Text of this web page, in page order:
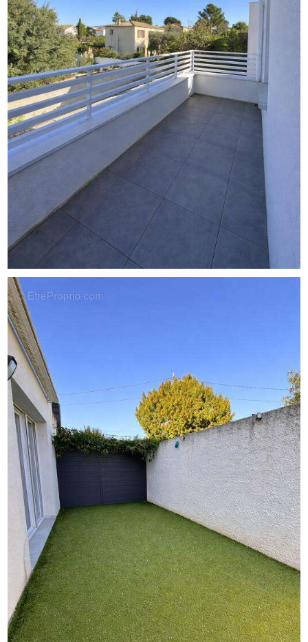
Le rez-de-chaussée accueille les espaces de vie ainsi
qu'un garage avec accès direct à la maison. À l'étage,
l'espace nuit se compose de trois chambres confortables,
chacune profitant d'une belle luminosité, ainsi que de
deux grands balcons offrant des espaces extérieurs
supplémentaires.
Le jardin, soigneusement aménagé, constitue un véritable
lieu de détente avec la présence d'un grand jacuzzi, idéal
pour profiter pleinement des beaux jours.
L'emplacement est un atout majeur : commerces de
proximité, écoles et services sont accessibles
rapidement. Les grands axes routiers permettent des
déplacements fluides vers le centre-ville et les secteurs
environnants, tandis que les transports en commun se
trouvent à courte distance, facilitant les trajets
quotidiens.
taxe foncière: 1332 euro/an
Ne laissez pas passer cette opportunité rare, contactez
Théo Blain au [Coordonnées masquées] ou par email à
[Coordonnées masquées] pour organiser une visite.
Théo Blain - EI - est Agent Commercial mandataire en
immobilier, immatriculé au Registre Spécial des Agents
Commerciaux du Tribunal de Commerce de Marseille
sous le n°938313491. Siège social du mandant : effiCity,
48 avenue de Villiers - 75017 PARIS - Société par Actions
Simplifiée, société au capital de 132 373,05 euros,
immatriculée au RCS Paris 497 617 746 et titulaire de la
Carte professionnelle CPI 75[Coordonnées masquées]02
025 - CCI Paris IDF - Caisse de Garantie : GALIAN
Assurances 89 rue de la Boétie 75008 Paris.